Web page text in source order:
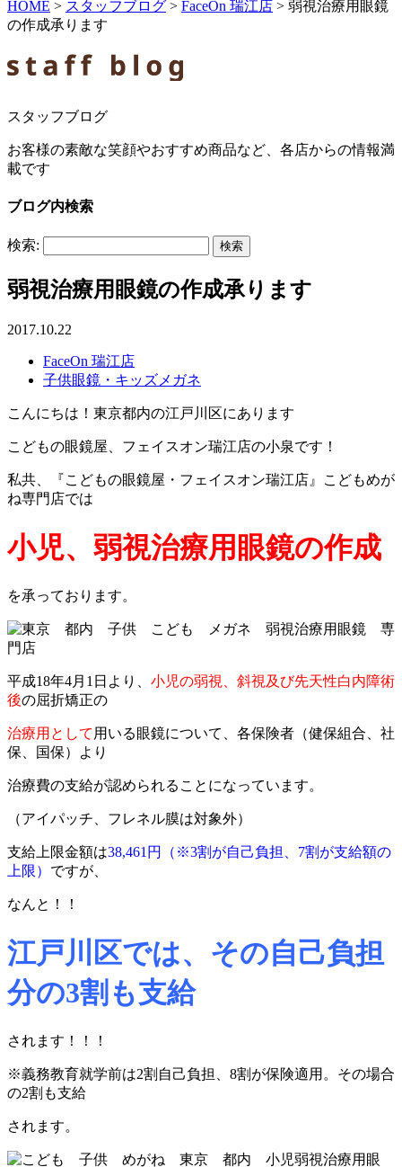
HOME > スタッフブログ > FaceOn 瑞江店 > 弱視治療用眼鏡
の作成承ります
スタッフブログ
お客様の素敵な笑顔やおすすめ商品など、各店からの情報満
載です
ブログ内検索
検索:
弱視治療用眼鏡の作成承ります
2017.10.22
FaceOn 瑞江店
子供眼鏡・キッズメガネ
こんにちは！東京都内の江戸川区にあります
こどもの眼鏡屋、フェイスオン瑞江店の小泉です！
私共、『こどもの眼鏡屋・フェイスオン瑞江店』こどもめが
ね専門店では
小児、弱視治療用眼鏡の作成
を承っております。
平成18年4月1日より、 小児の弱視、斜視及び先天性白内障術
後の屈折矯正の
治療用として 用いる眼鏡について、各保険者（健保組合、社
保、国保）より
治療費の支給が認められることになっています。
（アイパッチ、フレネル膜は対象外）
支給上限金額は38,461円（※3割が自己負担、7割が支給額の
上限） ですが、
なんと！！
江戸川区では、その自己負担
分の3割も支給
されます！！！
※義務教育就学前は2割自己負担、8割が保険適用。その場合
の2割も支給
されます。